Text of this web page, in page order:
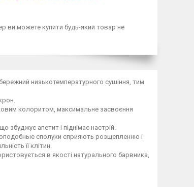
ви можете купити будь-який товар не
низькотемпературного сушіння, тим
колоритом, максимальне засвоєння
збуджує апетит і піднімає настрій.
сполуки сприяють розщепленню і
її клітин.
в якості натурального барвника,